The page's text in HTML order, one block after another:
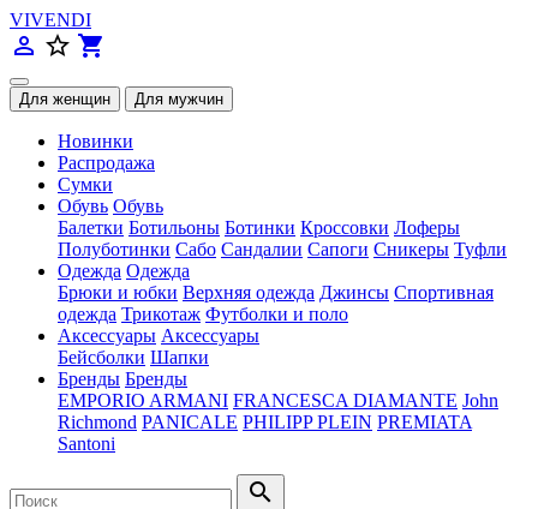
VIVENDI
person_outline star_border shopping_cart
Новинки
Распродажа
Сумки
Обувь Обувь
Балетки Ботильоны Ботинки Кроссовки Лоферы
Полуботинки Сабо Сандалии Сапоги Сникеры Туфли
Одежда Одежда
Брюки и юбки Верхняя одежда Джинсы Спортивная
одежда Трикотаж Футболки и поло
Аксессуары Аксессуары
Бейсболки Шапки
Бренды Бренды
EMPORIO ARMANI FRANCESCA DIAMANTE John
Richmond PANICALE PHILIPP PLEIN PREMIATA
Santoni
search